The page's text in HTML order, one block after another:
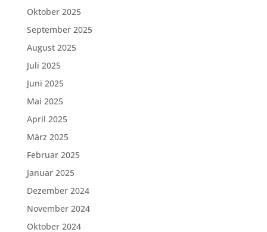
Oktober 2025
September 2025
August 2025
Juli 2025
Juni 2025
Mai 2025
April 2025
März 2025
Februar 2025
Januar 2025
Dezember 2024
November 2024
Oktober 2024